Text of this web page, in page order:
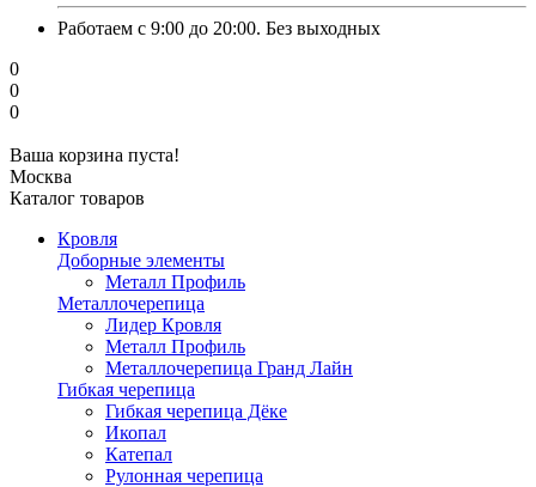
Работаем с 9:00 до 20:00. Без выходных
0
0
0
Ваша корзина пуста!
Москва
Каталог товаров
Кровля
Доборные элементы
Металл Профиль
Металлочерепица
Лидер Кровля
Металл Профиль
Металлочерепица Гранд Лайн
Гибкая черепица
Гибкая черепица Дёке
Икопал
Катепал
Рулонная черепица